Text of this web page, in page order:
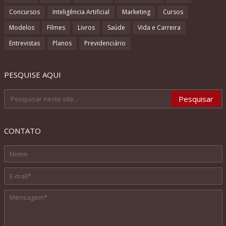
Concursos
Inteligência Artificial Marketing
Cursos
Modelos
Filmes Livros Saúde
Vida e Carreira
Entrevistas
Planos Previdenciário
PESQUISE AQUI
CONTATO